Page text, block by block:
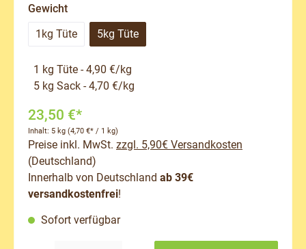
Gewichtauswählen
1kg Tüte 5kg Tüte
1 kg Tüte - 4,90 €/kg
5 kg Sack - 4,70 €/kg
23,50 €*
Inhalt: 5 kg (4,70 €* / 1 kg)
Preise inkl. MwSt. zzgl. 5,90€ Versandkosten
(Deutschland)
Innerhalb von Deutschland ab 39€
versandkostenfrei!
Sofort verfügbar